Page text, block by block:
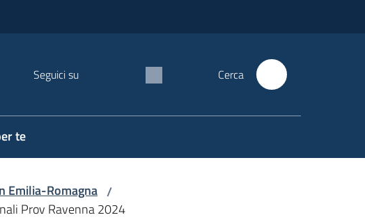
Seguici su Cerca
te
Emilia-Romagna /
Prov Ravenna 2024